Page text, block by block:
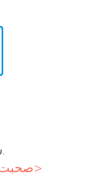
سوالات مربوط به محصولات.
صحبت به طور مستقیم به تیم پشتیبانی ما>